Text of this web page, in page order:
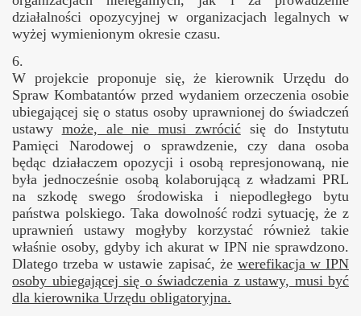
działalności opozycyjnej w organizacjach legalnych w
wyżej wymienionym okresie czasu.
6.
W projekcie proponuje się, że kierownik Urzędu do
Spraw Kombatantów przed wydaniem orzeczenia osobie
ubiegającej się o status osoby uprawnionej do świadczeń
ustawy może, ale nie musi zwrócićsię do Instytutu
Pamięci Narodowej o sprawdzenie, czy dana osoba
będąc działaczem opozycji i osobą represjonowaną, nie
była jednocześnie osobą kolaborującą z władzami PRL
na szkodę swego środowiska i niepodległego bytu
państwa polskiego. Taka dowolność rodzi sytuację, że z
uprawnień ustawy mogłyby korzystać również takie
właśnie osoby, gdyby ich akurat w IPN nie sprawdzono.
Dlatego trzeba w ustawie zapisać, że werefikacja w IPN
osoby ubiegającej się o świadczenia z ustawy, musi być
dla kierownika Urzędu obligatoryjna.